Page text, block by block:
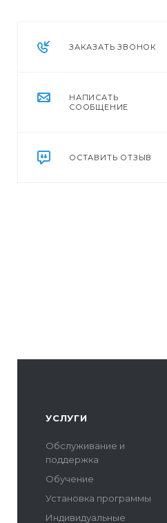
ЗАКАЗАТЬ ЗВОНОК
НАПИСАТЬ
СООБЩЕНИЕ
ОСТАВИТЬ ОТЗЫВ
УСЛУГИ
Обслуживание и
поддержка
Обучение
Установка программы
Индивидуальные